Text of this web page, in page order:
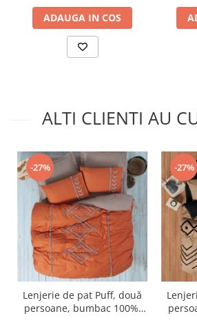
ADAUGA IN COS
ALTI CLIENTI AU
-27%
Lenjerie de pat Puff, două
persoane, bumbac 100%,
-27%